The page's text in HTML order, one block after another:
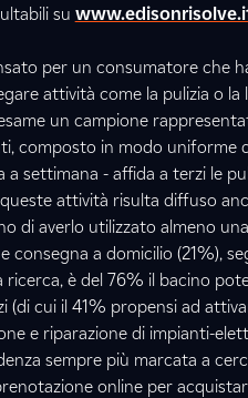
su
per un consumatore che
attività come la pulizia o
un campione
composto in modo uniforme
settimana - affida a terzi le
attività risulta diffuso
di averlo utilizzato almeno
a domicilio (21%),
ricerca, è del 76% il bacino
(di cui il 41% propensi ad
e riparazione di impianti-
sempre più marcata a
online per